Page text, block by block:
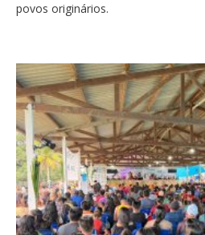
povos originários.